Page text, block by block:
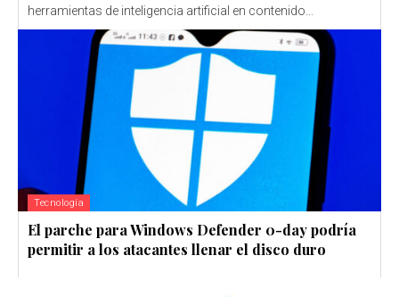
herramientas de inteligencia artificial en contenido...
Tecnología
El parche para Windows Defender 0-day podría
permitir a los atacantes llenar el disco duro